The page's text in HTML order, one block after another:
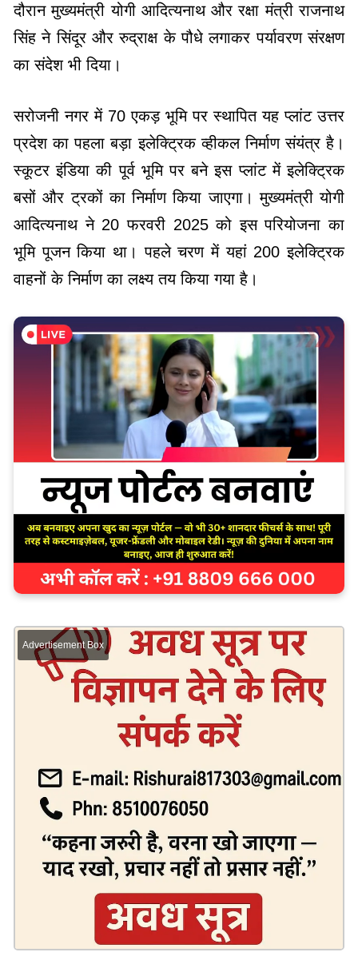
दौरान मुख्यमंत्री योगी आदित्यनाथ और रक्षा मंत्री राजनाथ
सिंह ने सिंदूर और रुद्राक्ष के पौधे लगाकर पर्यावरण संरक्षण
का संदेश भी दिया।
सरोजनी नगर में 70 एकड़ भूमि पर स्थापित यह प्लांट उत्तर
प्रदेश का पहला बड़ा इलेक्ट्रिक व्हीकल निर्माण संयंत्र है।
स्कूटर इंडिया की पूर्व भूमि पर बने इस प्लांट में इलेक्ट्रिक
बसों और ट्रकों का निर्माण किया जाएगा। मुख्यमंत्री योगी
आदित्यनाथ ने 20 फरवरी 2025 को इस परियोजना का
भूमि पूजन किया था। पहले चरण में यहां 200 इलेक्ट्रिक
वाहनों के निर्माण का लक्ष्य तय किया गया है।
Advertisement Box